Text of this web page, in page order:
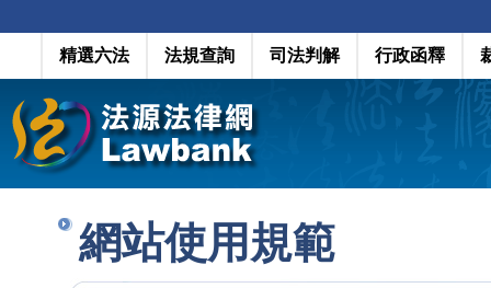
精選六法 法規查詢 司法判解 行政函釋
網站使用規範